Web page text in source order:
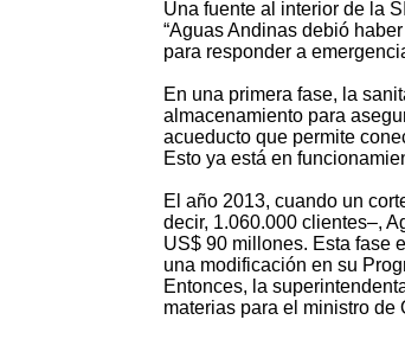
Una fuente al interior de la
“Aguas Andinas debió
para responder a
En una primera fase, la
almacenamiento para
acueducto que permite
Esto ya está en
El año 2013, cuando un
decir, 1.060.000 clientes–,
US$ 90 millones. Esta fase
una modificación en su
Entonces, la
materias para el ministro de